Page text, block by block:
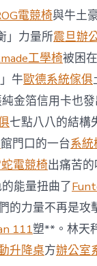
電競椅與牛土
」力量所震旦辦
工學椅被困
牛歐德系統傢俱
金箔信用卡也發
七點八八的結構
館門口的一台系統
電競椅出痛苦
能量扭曲了
的力量不再是攻
111塑**。林天
升降桌方辦公室